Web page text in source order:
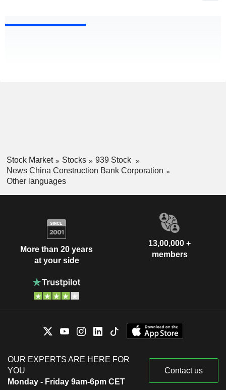
Stock Market Stocks
939 Stock
News China Construction Bank Corporation
Other languages
More than 20 years
at your side
13,00,000 +
members
OUR EXPERTS ARE HERE FOR
YOU
Monday - Friday 9am-6pm CET
Contact us